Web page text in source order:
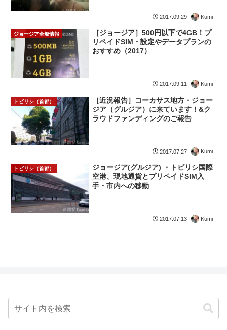
2017.09.29 Kumi
ジョージア全般情報
［ジョージア］500円以下で4GB！プ
リペイドSIM・設定やデータプランの
おすすめ（2017）
2017.09.11 Kumi
トビリシ（首都）
［近況報告］コーカサス地方・ジョー
ジア（グルジア）に来ています！&ク
ラウドファンディングのご報告
2017.07.27 Kumi
トビリシ（首都）
ジョージア(グルジア) ・トビリシ国際
空港、現地通貨とプリペイドSIM入
手・市内への移動
2017.07.13 Kumi